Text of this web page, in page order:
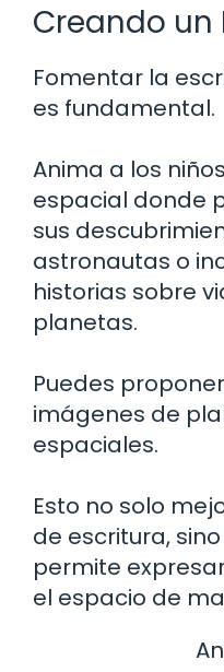
Creando un
Fomentar la
es fundamental.
Anima a los
espacial donde
sus
astronautas o
historias sobre
planetas.
Puedes
imágenes de
espaciales.
Esto no solo
de escritura,
permite
el espacio de